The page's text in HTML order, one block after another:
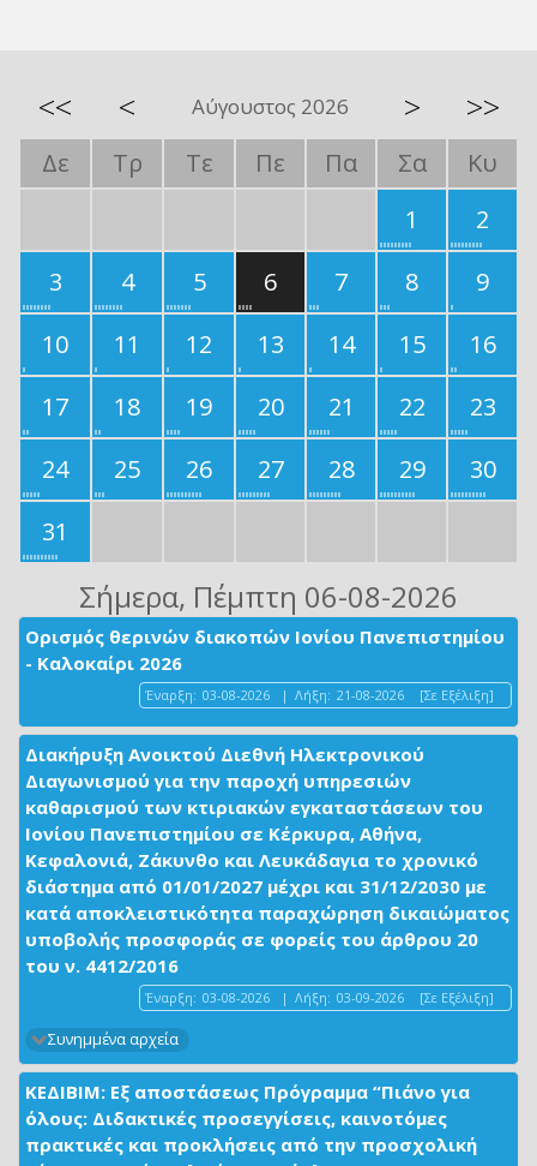
<< < Αύγουστος 2026 > >>
Δε Τρ Τε Πε Πα Σα
Κυ
1
2
3
4 5 6 7 8
9
10
11 12 13 14 15
16
17
18 19 20 21 22
23
24
25 26 27 28 29
30
31
Σήμερα, Πέμπτη 06-08-2026
Ορισμός θερινών διακοπών Ιονίου Πανεπιστημίου
- Καλοκαίρι 2026
Έναρξη: 03-08-2026 | Λήξη: 21-08-2026 [Σε Εξέλιξη]
Διακήρυξη Ανοικτού Διεθνή Ηλεκτρονικού
Διαγωνισμού για την παροχή υπηρεσιών
καθαρισμού των κτιριακών εγκαταστάσεων του
Ιονίου Πανεπιστημίου σε Κέρκυρα, Αθήνα,
Κεφαλονιά, Ζάκυνθο και Λευκάδαγια το χρονικό
διάστημα από 01/01/2027 μέχρι και 31/12/2030 με
κατά αποκλειστικότητα παραχώρηση δικαιώματος
υποβολής προσφοράς σε φορείς του άρθρου 20
του ν. 4412/2016
Έναρξη: 03-08-2026 | Λήξη: 03-09-2026 [Σε Εξέλιξη]
Συνημμένα αρχεία
ΚΕΔΙΒΙΜ: Εξ αποστάσεως Πρόγραμμα “Πιάνο για
όλους: Διδακτικές προσεγγίσεις, καινοτόμες
πρακτικές και προκλήσεις από την προσχολική